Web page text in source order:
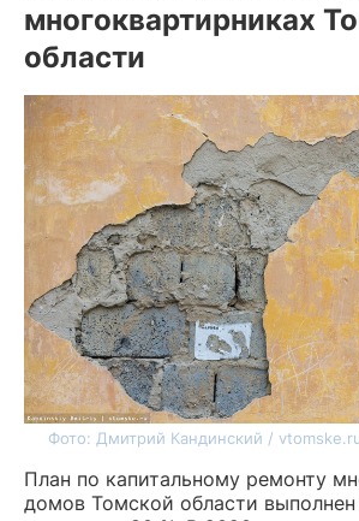
многоквартирниках
области
Фото: Дмитрий Кандинский /
План по капитальному ремонту
домов Томской области